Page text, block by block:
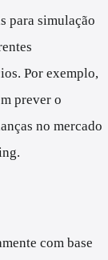
para simulação
Por exemplo,
prever o
no mercado
com base